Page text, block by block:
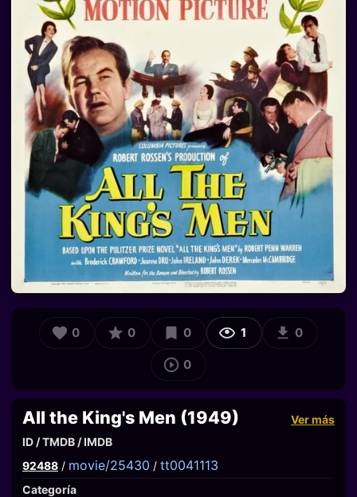
0 0 0 1 0
0
All the King's Men (1949)
Ver más
ID / TMDB / IMDB
92488 / movie/25430 / tt0041113
Categoría